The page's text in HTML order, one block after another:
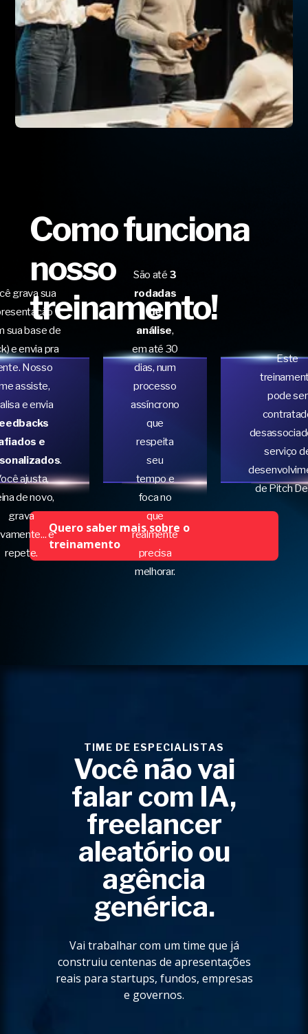
Como funciona
nosso
treinamento!
grava sua
sua base de
e envia pra
Nosso
assiste,
e envia
e
.
ajusta,
de novo,
grava
e
repete.
São até 3
rodadas
de
análise,
em até 30
dias, num
processo
assíncrono
que
respeita
seu
tempo e
foca no
que
realmente
precisa
melhorar.
Este
pode ser
serviço
de Pitch
Quero saber mais sobre o
treinamento
TIME DE ESPECIALISTAS
Você não vai
falar com IA,
freelancer
aleatório ou
agência
genérica.
Vai trabalhar com um time que já
construiu centenas de apresentações
reais para startups, fundos, empresas
e governos.